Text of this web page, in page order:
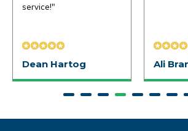
service!"
Dean Hartog Ali
aanvragen
Proefrit aan huis
aanvragen
Gratis slaapadvies aan huis
Emailadres*